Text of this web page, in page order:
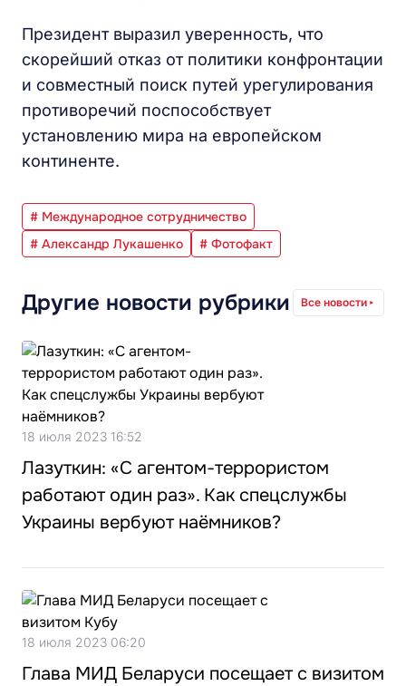
Президент выразил уверенность, что
скорейший отказ от политики конфронтации
и совместный поиск путей урегулирования
противоречий поспособствует
установлению мира на европейском
континенте.
# Международное сотрудничество
# Александр Лукашенко
# Фотофакт
Другие новости рубрики Все новости
18 июля 2023 16:52
Лазуткин: «С агентом-террористом
работают один раз». Как спецслужбы
Украины вербуют наёмников?
18 июля 2023 06:20
Глава МИД Беларуси посещает с визитом